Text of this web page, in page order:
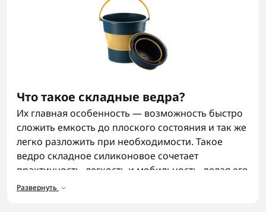
Что такое складные ведра?
Их главная особенность — возможность быстро
сложить емкость до плоского состояния и так же
легко разложить при необходимости. Такое
ведро складное силиконовое сочетает
практичность, легкость и мобильность, делая его
незаменимым в путешествиях, походах,
Развернуть